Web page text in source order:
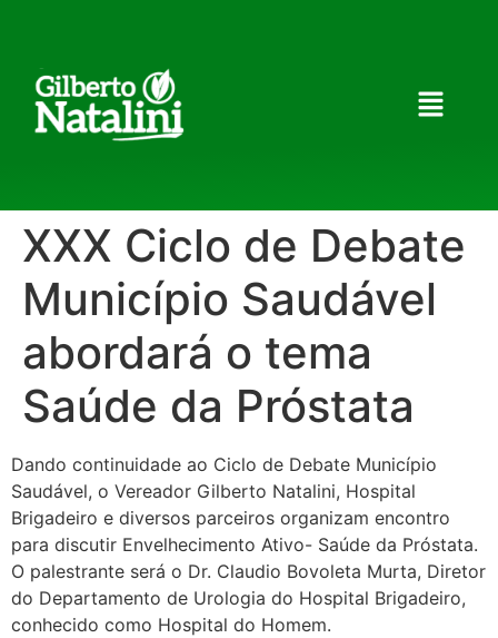
XXX Ciclo de Debate
Município Saudável
abordará o tema
Saúde da Próstata
Dando continuidade ao Ciclo de Debate Município
Saudável, o Vereador Gilberto Natalini, Hospital
Brigadeiro e diversos parceiros organizam encontro
para discutir Envelhecimento Ativo- Saúde da Próstata.
O palestrante será o Dr. Claudio Bovoleta Murta, Diretor
do Departamento de Urologia do Hospital Brigadeiro,
conhecido como Hospital do Homem.